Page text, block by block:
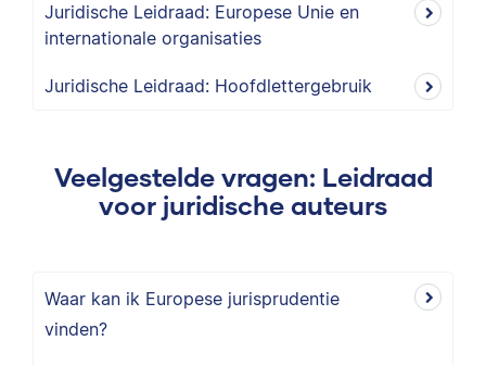
Juridische Leidraad: Europese Unie en
internationale organisaties
Juridische Leidraad: Hoofdlettergebruik
Veelgestelde vragen: Leidraad
voor juridische auteurs
Waar kan ik Europese jurisprudentie
vinden?